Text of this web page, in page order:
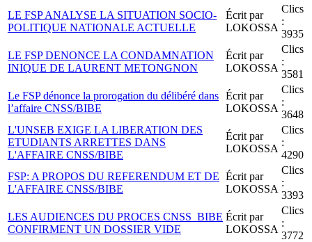
LE FSP ANALYSE LA SITUATION SOCIO-
POLITIQUE NATIONALE ACTUELLE
Écrit par
LOKOSSA
Clics
:
3935
LE FSP DENONCE LA CONDAMNATION
INIQUE DE LAURENT METONGNON
Écrit par
LOKOSSA
Clics
:
3581
Le FSP dénonce la prorogation du délibéré dans
l’affaire CNSS/BIBE
Écrit par
LOKOSSA
Clics
:
3648
L'UNSEB EXIGE LA LIBERATION DES
ETUDIANTS ARRETTES DANS
L'AFFAIRE CNSS/BIBE
Écrit par
LOKOSSA
Clics
:
4290
FSP: A PROPOS DU REFERENDUM ET DE
L'AFFAIRE CNSS/BIBE
Écrit par
LOKOSSA
Clics
:
3393
LES AUDIENCES DU PROCES CNSS_BIBE
CONFIRMENT UN DOSSIER VIDE
Écrit par
LOKOSSA
Clics
:
3772